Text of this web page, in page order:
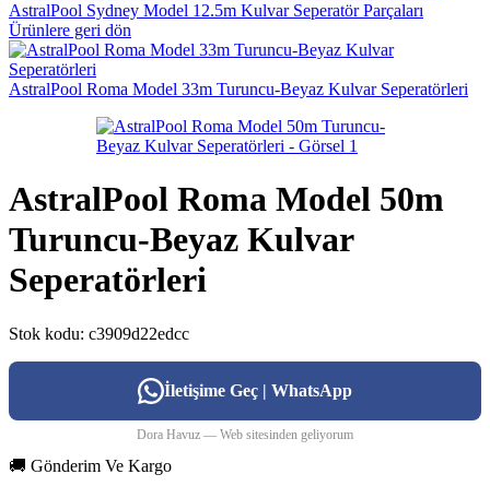
AstralPool Sydney Model 12.5m Kulvar Seperatör Parçaları
Ürünlere geri dön
AstralPool Roma Model 33m Turuncu-Beyaz Kulvar Seperatörleri
AstralPool Roma Model 50m
Turuncu-Beyaz Kulvar
Seperatörleri
Stok kodu: c3909d22edcc
İletişime Geç | WhatsApp
Dora Havuz — Web sitesinden geliyorum
🚚 Gönderim Ve Kargo